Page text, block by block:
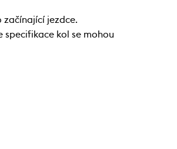
začínající jezdce.
specifikace kol se mohou